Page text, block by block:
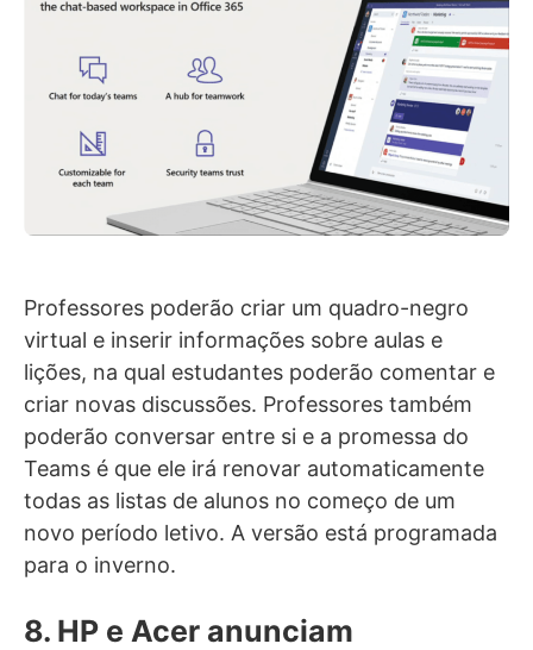
Professores poderão criar um quadro-negro
virtual e inserir informações sobre aulas e
lições, na qual estudantes poderão comentar e
criar novas discussões. Professores também
poderão conversar entre si e a promessa do
Teams é que ele irá renovar automaticamente
todas as listas de alunos no começo de um
novo período letivo. A versão está programada
para o inverno.
8. HP e Acer anunciam